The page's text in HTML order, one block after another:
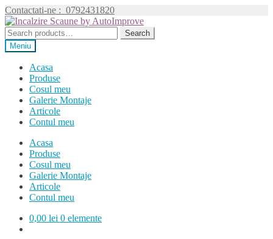
Contactati-ne : 0792431820
Sari
la
navigare
Sari
la
conținut
Search
for:
Search
Meniu
Acasa
Produse
Cosul meu
Galerie Montaje
Articole
Contul meu
Acasa
Produse
Cosul meu
Galerie Montaje
Articole
Contul meu
0,00 lei 0 elemente